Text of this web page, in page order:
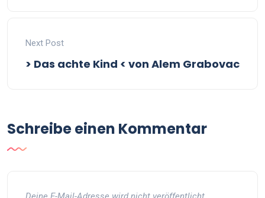
Next Post
> Das achte Kind < von Alem Grabovac
Schreibe einen Kommentar